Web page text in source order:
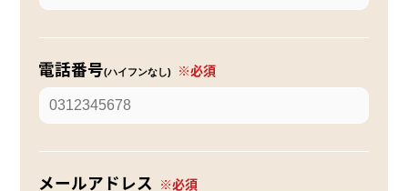
電話番号(ハイフンなし)
メールアドレス